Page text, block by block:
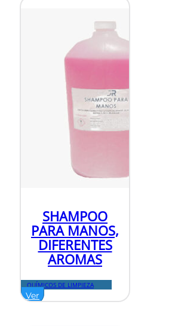
SHAMPOO
PARA MANOS,
DIFERENTES
AROMAS
QUÍMICOS DE LIMPIEZA
Ver